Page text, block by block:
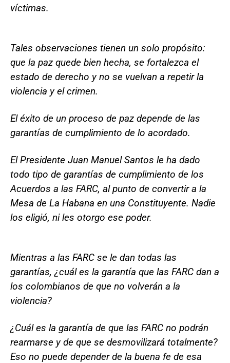
víctimas.
Tales observaciones tienen un solo propósito:
que la paz quede bien hecha, se fortalezca el
estado de derecho y no se vuelvan a repetir la
violencia y el crimen.
El éxito de un proceso de paz depende de las
garantías de cumplimiento de lo acordado.
El Presidente Juan Manuel Santos le ha dado
todo tipo de garantías de cumplimiento de los
Acuerdos a las FARC, al punto de convertir a la
Mesa de La Habana en una Constituyente. Nadie
los eligió, ni les otorgo ese poder.
Mientras a las FARC se le dan todas las
garantías, ¿cuál es la garantía que las FARC dan a
los colombianos de que no volverán a la
violencia?
¿Cuál es la garantía de que las FARC no podrán
rearmarse y de que se desmovilizará totalmente?
Eso no puede depender de la buena fe de esa